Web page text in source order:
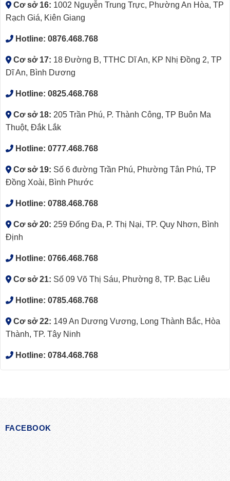
Cơ sở 16: 1002 Nguyễn Trung Trực, Phường An Hòa, TP
Rạch Giá, Kiên Giang
Hotline: 0876.468.768
Cơ sở 17: 18 Đường B, TTHC Dĩ An, KP Nhị Đồng 2, TP
Dĩ An, Bình Dương
Hotline: 0825.468.768
Cơ sở 18: 205 Trần Phú, P. Thành Công, TP Buôn Ma
Thuột, Đắk Lắk
Hotline: 0777.468.768
Cơ sở 19: Số 6 đường Trần Phú, Phường Tân Phú, TP
Đồng Xoài, Bình Phước
Hotline: 0788.468.768
Cơ sở 20: 259 Đống Đa, P. Thị Nại, TP. Quy Nhơn, Bình
Định
Hotline: 0766.468.768
Cơ sở 21: Số 09 Võ Thị Sáu, Phường 8, TP. Bạc Liêu
Hotline: 0785.468.768
Cơ sở 22: 149 An Dương Vương, Long Thành Bắc, Hòa
Thành, TP. Tây Ninh
Hotline: 0784.468.768
FACEBOOK